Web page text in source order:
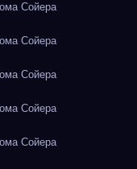
Сойера
Сойера
Сойера
Сойера
Сойера